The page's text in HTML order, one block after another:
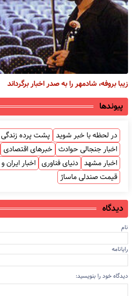
زیبا بروفه، شادمهر را به صدر اخبار برگرداند
پیوندها
در لحظه با خبر شوید پشت پرده
اخبار جنجالی حوادث خبرهای اقتصادی
اخبار مشهد دنیای فناوری اخبار ایران
قیمت صندلی ماساژ
دیدگاه
نام
رایانامه
دیدگاه خود را بنویسید: